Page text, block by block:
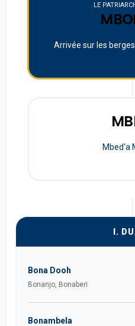
LE
Arrivée sur les
Mbed'a
I.
Bona Dooh
Bonanjo, Bonaberi
Bonambela